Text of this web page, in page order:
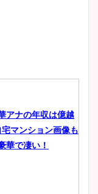
肉も凄い！
ってた時の体重が
ww原因や痩せたダ
アナの年収は億越
宅マンション画像も
華で凄い！